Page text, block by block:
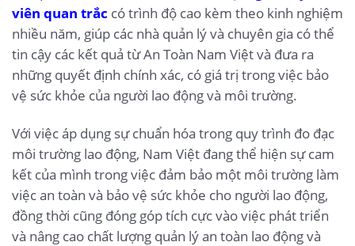
viên quan trắc có trình độ cao kèm theo kinh nghiệm
nhiều năm, giúp các nhà quản lý và chuyên gia có thể
tin cậy các kết quả từ An Toàn Nam Việt và đưa ra
những quyết định chính xác, có giá trị trong việc bảo
vệ sức khỏe của người lao động và môi trường.
Với việc áp dụng sự chuẩn hóa trong quy trình đo đạc
môi trường lao động, Nam Việt đang thể hiện sự cam
kết của mình trong việc đảm bảo một môi trường làm
việc an toàn và bảo vệ sức khỏe cho người lao động,
đồng thời cũng đóng góp tích cực vào việc phát triển
và nâng cao chất lượng quản lý an toàn lao động và